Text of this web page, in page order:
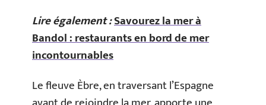
Lire également :Savourez la mer à
Bandol : restaurants en bord de mer
incontournables
Le fleuve Èbre, en traversant l’Espagne